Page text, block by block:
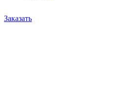
Заказать